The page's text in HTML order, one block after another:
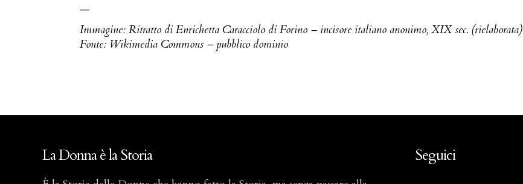
—
Immagine: Ritratto di Enrichetta Caracciolo di Forino – incisore italiano anonimo, XIX sec. (rielaborata)
Fonte: Wikimedia Commons – pubblico dominio
La Donna è la Storia Seguici